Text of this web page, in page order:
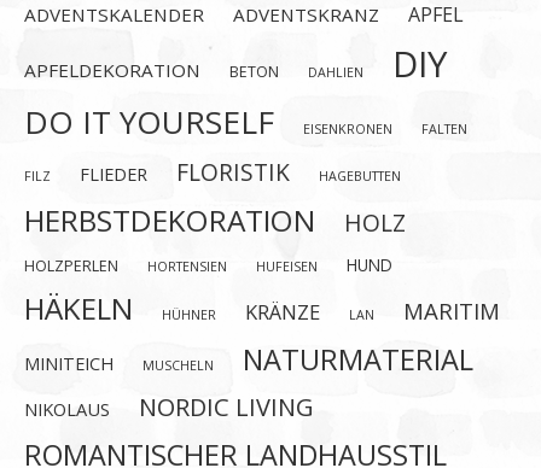
ADVENTSKALENDER ADVENTSKRANZ APFEL
APFELDEKORATION BETON DAHLIEN DIY
DO IT YOURSELF EISENKRONEN FALTEN
FILZ FLIEDER FLORISTIK HAGEBUTTEN
HERBSTDEKORATION HOLZ
HOLZPERLEN HORTENSIEN HUFEISEN HUND
HÄKELN HÜHNER KRÄNZE LAN MARITIM
MINITEICH MUSCHELN NATURMATERIAL
NIKOLAUS NORDIC LIVING
ROMANTISCHER LANDHAUSSTIL